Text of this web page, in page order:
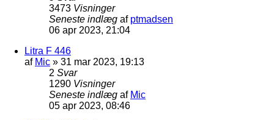
3473 Visninger
Seneste indlæg af ptmadsen
06 apr 2023, 21:04
Litra F 446
af Mic » 31 mar 2023, 19:13
2 Svar
1290 Visninger
Seneste indlæg af Mic
05 apr 2023, 08:46